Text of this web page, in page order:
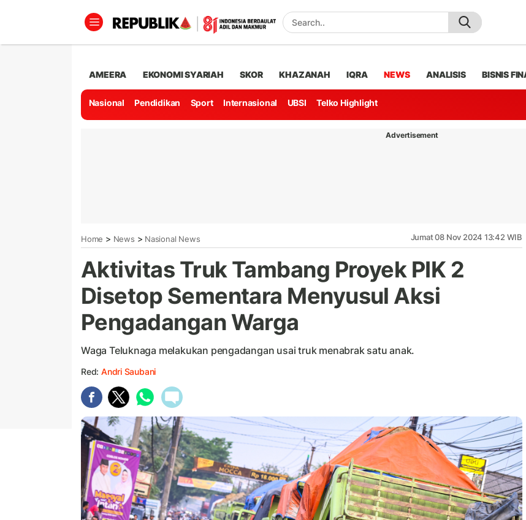
AMEERA EKONOMI SYARIAH SKOR KHAZANAH IQRA NEWS ANALISIS BISNIS
Nasional Pendidikan Sport Internasional UBSI Telko Highlight
Advertisement
Home > News > Nasional News Jumat 08 Nov 2024 13:42 WIB
Aktivitas Truk Tambang Proyek PIK 2
Disetop Sementara Menyusul Aksi
Pengadangan Warga
Waga Teluknaga melakukan pengadangan usai truk menabrak satu anak.
Red: Andri Saubani